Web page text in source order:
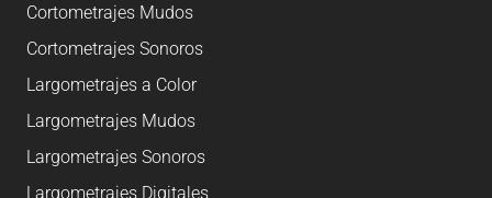
Cortometrajes Mudos
Cortometrajes Sonoros
Largometrajes a Color
Largometrajes Mudos
Largometrajes Sonoros
Largometrajes Digitales